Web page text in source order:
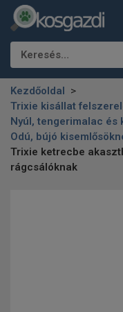
Keresés…
Kezdőoldal
Trixie kisállat
Nyúl, tengerimalac és
Odú, bújó
Trixie ketrecbe
rágcsálóknak